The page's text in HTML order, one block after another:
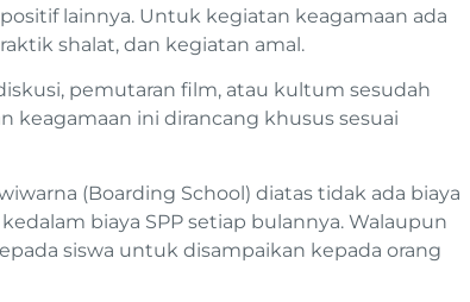
lainnya. Untuk kegiatan keagamaan ada
shalat, dan kegiatan amal.
pemutaran film, atau kultum sesudah
keagamaan ini dirancang khusus sesuai
(Boarding School) diatas tidak ada biaya
biaya SPP setiap bulannya. Walaupun
siswa untuk disampaikan kepada orang